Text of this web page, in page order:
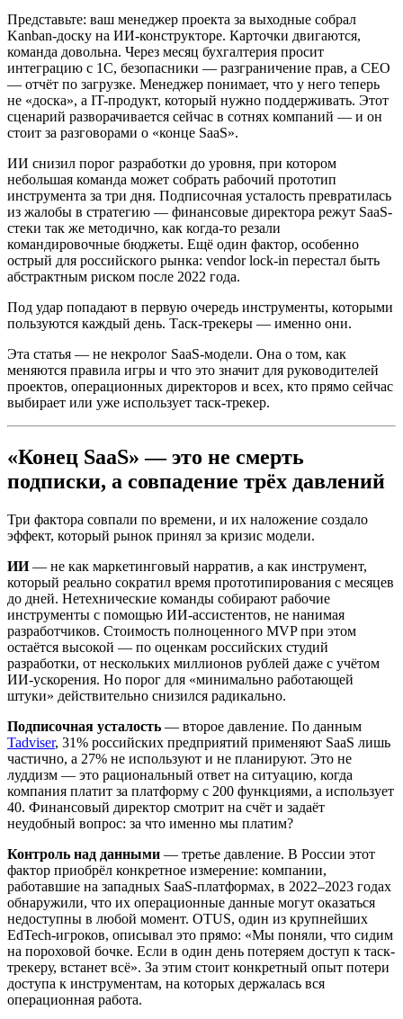
Представьте: ваш менеджер проекта за выходные собрал
Kanban-доску на ИИ-конструкторе. Карточки двигаются,
команда довольна. Через месяц бухгалтерия просит
интеграцию с 1С, безопасники — разграничение прав, а CEO
— отчёт по загрузке. Менеджер понимает, что у него теперь
не «доска», а IT-продукт, который нужно поддерживать. Этот
сценарий разворачивается сейчас в сотнях компаний — и он
стоит за разговорами о «конце SaaS».
ИИ снизил порог разработки до уровня, при котором
небольшая команда может собрать рабочий прототип
инструмента за три дня. Подписочная усталость превратилась
из жалобы в стратегию — финансовые директора режут SaaS-
стеки так же методично, как когда-то резали
командировочные бюджеты. Ещё один фактор, особенно
острый для российского рынка: vendor lock-in перестал быть
абстрактным риском после 2022 года.
Под удар попадают в первую очередь инструменты, которыми
пользуются каждый день. Таск-трекеры — именно они.
Эта статья — не некролог SaaS-модели. Она о том, как
меняются правила игры и что это значит для руководителей
проектов, операционных директоров и всех, кто прямо сейчас
выбирает или уже использует таск-трекер.
«Конец SaaS» — это не смерть
подписки, а совпадение трёх давлений
Три фактора совпали по времени, и их наложение создало
эффект, который рынок принял за кризис модели.
ИИ— не как маркетинговый нарратив, а как инструмент,
который реально сократил время прототипирования с месяцев
до дней. Нетехнические команды собирают рабочие
инструменты с помощью ИИ-ассистентов, не нанимая
разработчиков. Стоимость полноценного MVP при этом
остаётся высокой — по оценкам российских студий
разработки, от нескольких миллионов рублей даже с учётом
ИИ-ускорения. Но порог для «минимально работающей
штуки» действительно снизился радикально.
Подписочная усталость — второе давление. По данным
Tadviser, 31% российских предприятий применяют SaaS лишь
частично, а 27% не используют и не планируют. Это не
луддизм — это рациональный ответ на ситуацию, когда
компания платит за платформу с 200 функциями, а использует
40. Финансовый директор смотрит на счёт и задаёт
неудобный вопрос: за что именно мы платим?
Контроль над данными — третье давление. В России этот
фактор приобрёл конкретное измерение: компании,
работавшие на западных SaaS-платформах, в 2022–2023 годах
обнаружили, что их операционные данные могут оказаться
недоступны в любой момент. OTUS, один из крупнейших
EdTech-игроков, описывал это прямо: «Мы поняли, что сидим
на пороховой бочке. Если в один день потеряем доступ к таск-
трекеру, встанет всё». За этим стоит конкретный опыт потери
доступа к инструментам, на которых держалась вся
операционная работа.